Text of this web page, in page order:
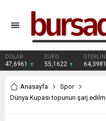
DOLAR
47,6961
EURO
55,1622
STERLİN
64,3981
Anasayfa
Spor
Dünya Kupası topunun şarj